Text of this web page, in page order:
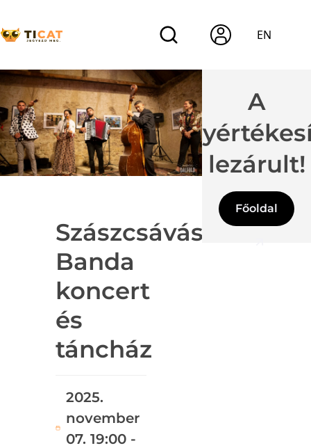
EN
Szászcsávási
Banda
koncert
és
táncház
2025.
november
07. 19:00 -
A
lezárult!
Főoldal